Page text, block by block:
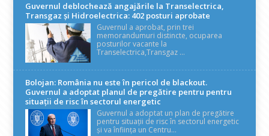
Guvernul deblochează angajările la Transelectrica,
Transgaz și Hidroelectrica: 402 posturi aprobate
Guvernul a aprobat, prin trei
memorandumuri distincte, ocuparea
posturilor vacante la
Transelectrica,Transgaz ...
Bolojan: România nu este în pericol de blackout.
Guvernul a adoptat planul de pregătire pentru pentru
situații de risc în sectorul energetic
Guvernul a adoptat un plan de pregătire
pentru situații de risc în sectorul energetic
și va înființa un Centru...